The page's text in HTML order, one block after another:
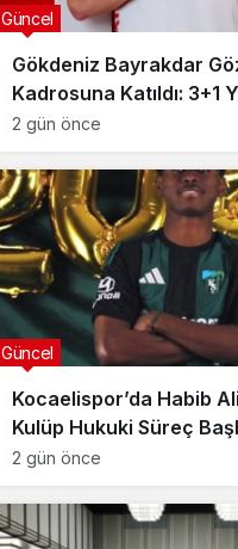
Gökdeniz Bayrakdar
Kadrosuna Katıldı: 3+1
2 gün önce
Güncel
Kocaelispor’da Habib
Kulüp Hukuki Süreç
2 gün önce
Güncel